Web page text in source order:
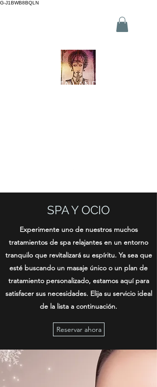
G-J1BWB8BQLN
MASAJE TAILANDÉS NUAD
SPA Y OCIO
Experimente uno de nuestros muchos
tratamientos de spa relajantes en un entorno
tranquilo que revitalizará su espíritu. Ya sea que
esté buscando un masaje único o un plan de
tratamiento personalizado, estamos aquí para
satisfacer sus necesidades. Elija su servicio ideal
de la lista a continuación.
Reservar ahora